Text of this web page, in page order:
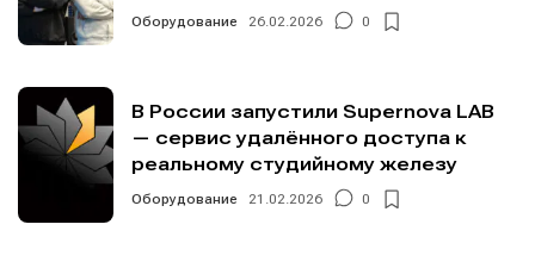
Оборудование 26.02.2026 0
В России запустили Supernova LAB
— сервис удалённого доступа к
реальному студийному железу
Оборудование 21.02.2026 0